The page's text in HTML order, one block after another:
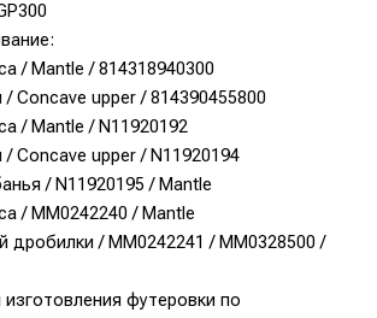
/ Mantle / 814318940300
Concave upper / 814390455800
/ Mantle / N11920192
Concave upper / N11920194
/ N11920195 / Mantle
/ MM0242240 / Mantle
дробилки / MM0242241 / MM0328500 /
футеровки по